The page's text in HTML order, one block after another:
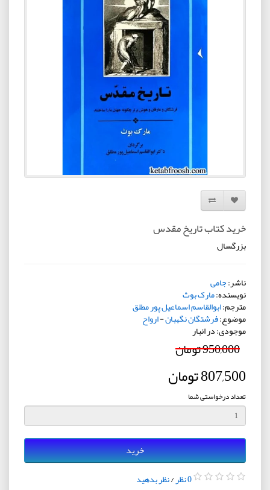
افزودن به لیست دلخواه
مقایسه این محصول
خرید کتاب تاریخ مقدس
بزرگسال
ناشر:جامی
نویسنده:مارک بوث
مترجم:ابوالقاسم اسماعیل پور مطلق
موضوع:فرشتگان نگهبان-ارواح
موجودی: در انبار
950,000 تومان
807,500 تومان
تعداد درخواستی شما
خرید
0 نظر /نظر بدهید